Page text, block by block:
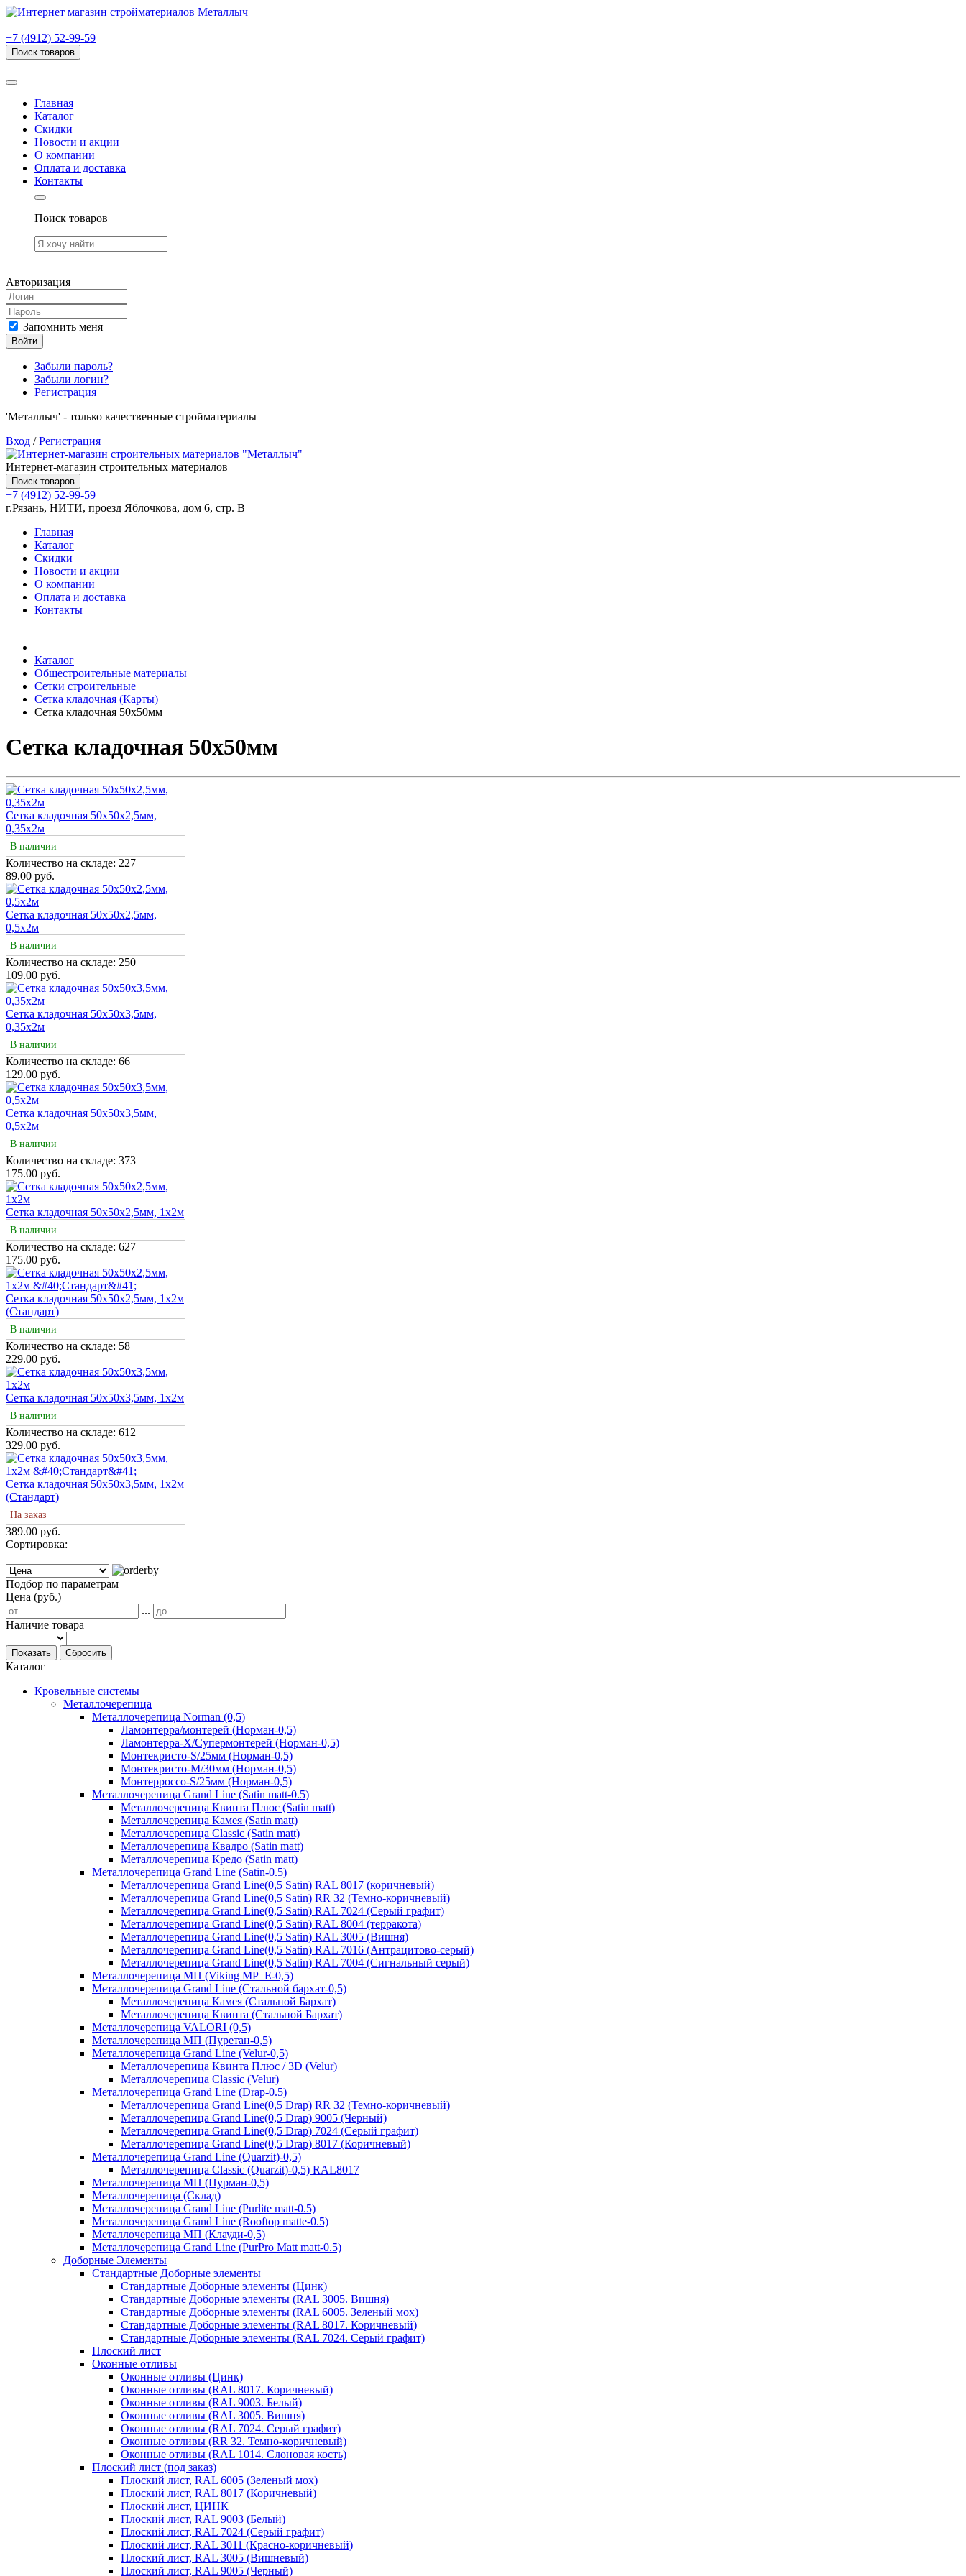
+7 (4912) 52-99-59
Поиск товаров
Главная
Каталог
Скидки
Новости и акции
О компании
Оплата и доставка
Контакты
Поиск товаров
Авторизация
Запомнить меня
Войти
Забыли пароль?
Забыли логин?
Регистрация
'Металлыч' - только качественные стройматериалы
Вход /Регистрация
Интернет-магазин строительных материалов
Поиск товаров
+7 (4912) 52-99-59
г.Рязань, НИТИ, проезд Яблочкова, дом 6, стр. В
Главная
Каталог
Скидки
Новости и акции
О компании
Оплата и доставка
Контакты
Каталог
Общестроительные материалы
Сетки строительные
Сетка кладочная (Карты)
Сетка кладочная 50х50мм
Сетка кладочная 50х50мм
Сетка кладочная 50х50х2,5мм,
0,35х2м
В наличии
Количество на складе: 227
89.00 руб.
Сетка кладочная 50х50х2,5мм,
0,5х2м
В наличии
Количество на складе: 250
109.00 руб.
Сетка кладочная 50х50х3,5мм,
0,35х2м
В наличии
Количество на складе: 66
129.00 руб.
Сетка кладочная 50х50х3,5мм,
0,5х2м
В наличии
Количество на складе: 373
175.00 руб.
Сетка кладочная 50х50х2,5мм, 1х2м
В наличии
Количество на складе: 627
175.00 руб.
Сетка кладочная 50х50х2,5мм, 1х2м
(Стандарт)
В наличии
Количество на складе: 58
229.00 руб.
Сетка кладочная 50x50x3,5мм, 1x2м
В наличии
Количество на складе: 612
329.00 руб.
Сетка кладочная 50x50x3,5мм, 1x2м
(Стандарт)
На заказ
389.00 руб.
Сортировка:
Подбор по параметрам
Цена (руб.)
...
Наличие товара
Показать Сбросить
Каталог
Кровельные системы
Металлочерепица
Металлочерепица Norman (0,5)
Ламонтерра/монтерей (Норман-0,5)
Ламонтерра-Х/Супермонтерей (Норман-0,5)
Монтекристо-S/25мм (Норман-0,5)
Монтекристо-M/30мм (Норман-0,5)
Монтерроссо-S/25мм (Норман-0,5)
Металлочерепица Grand Line (Satin matt-0.5)
Металлочерепица Квинта Плюс (Satin matt)
Металлочерепица Камея (Satin matt)
Металлочерепица Classic (Satin matt)
Металлочерепица Квадро (Satin matt)
Металлочерепица Кредо (Satin matt)
Металлочерепица Grand Line (Satin-0.5)
Металлочерепица Grand Line(0,5 Satin) RAL 8017 (коричневый)
Металлочерепица Grand Line(0,5 Satin) RR 32 (Темно-коричневый)
Металлочерепица Grand Line(0,5 Satin) RAL 7024 (Серый графит)
Металлочерепица Grand Line(0,5 Satin) RAL 8004 (терракота)
Металлочерепица Grand Line(0,5 Satin) RAL 3005 (Вишня)
Металлочерепица Grand Line(0,5 Satin) RAL 7016 (Антрацитово-серый)
Металлочерепица Grand Line(0,5 Satin) RAL 7004 (Сигнальный серый)
Металлочерепица МП (Viking MP_E-0,5)
Металлочерепица Grand Line (Стальной бархат-0,5)
Металлочерепица Камея (Стальной Бархат)
Металлочерепица Квинта (Стальной Бархат)
Металлочерепица VALORI (0,5)
Металлочерепица МП (Пуретан-0,5)
Металлочерепица Grand Line (Velur-0,5)
Металлочерепица Квинта Плюс / 3D (Velur)
Металлочерепица Classic (Velur)
Металлочерепица Grand Line (Drap-0.5)
Металлочерепица Grand Line(0,5 Drap) RR 32 (Темно-коричневый)
Металлочерепица Grand Line(0,5 Drap) 9005 (Черный)
Металлочерепица Grand Line(0,5 Drap) 7024 (Серый графит)
Металлочерепица Grand Line(0,5 Drap) 8017 (Коричневый)
Металлочерепица Grand Line (Quarzit)-0,5)
Металлочерепица Classic (Quarzit)-0,5) RAL8017
Металлочерепица МП (Пурман-0,5)
Металлочерепица (Склад)
Металлочерепица Grand Line (Purlite matt-0.5)
Металлочерепица Grand Line (Rooftop matte-0.5)
Металлочерепица МП (Клауди-0,5)
Металлочерепица Grand Line (PurPro Matt matt-0.5)
Доборные Элементы
Стандартные Доборные элементы
Стандартные Доборные элементы (Цинк)
Стандартные Доборные элементы (RAL 3005. Вишня)
Стандартные Доборные элементы (RAL 6005. Зеленый мох)
Стандартные Доборные элементы (RAL 8017. Коричневый)
Стандартные Доборные элементы (RAL 7024. Серый графит)
Плоский лист
Оконные отливы
Оконные отливы (Цинк)
Оконные отливы (RAL 8017. Коричневый)
Оконные отливы (RAL 9003. Белый)
Оконные отливы (RAL 3005. Вишня)
Оконные отливы (RAL 7024. Серый графит)
Оконные отливы (RR 32. Темно-коричневый)
Оконные отливы (RAL 1014. Слоновая кость)
Плоский лист (под заказ)
Плоский лист, RAL 6005 (Зеленый мох)
Плоский лист, RAL 8017 (Коричневый)
Плоский лист, ЦИНК
Плоский лист, RAL 9003 (Белый)
Плоский лист, RAL 7024 (Серый графит)
Плоский лист, RAL 3011 (Красно-коричневый)
Плоский лист, RAL 3005 (Вишневый)
Плоский лист, RAL 9005 (Черный)